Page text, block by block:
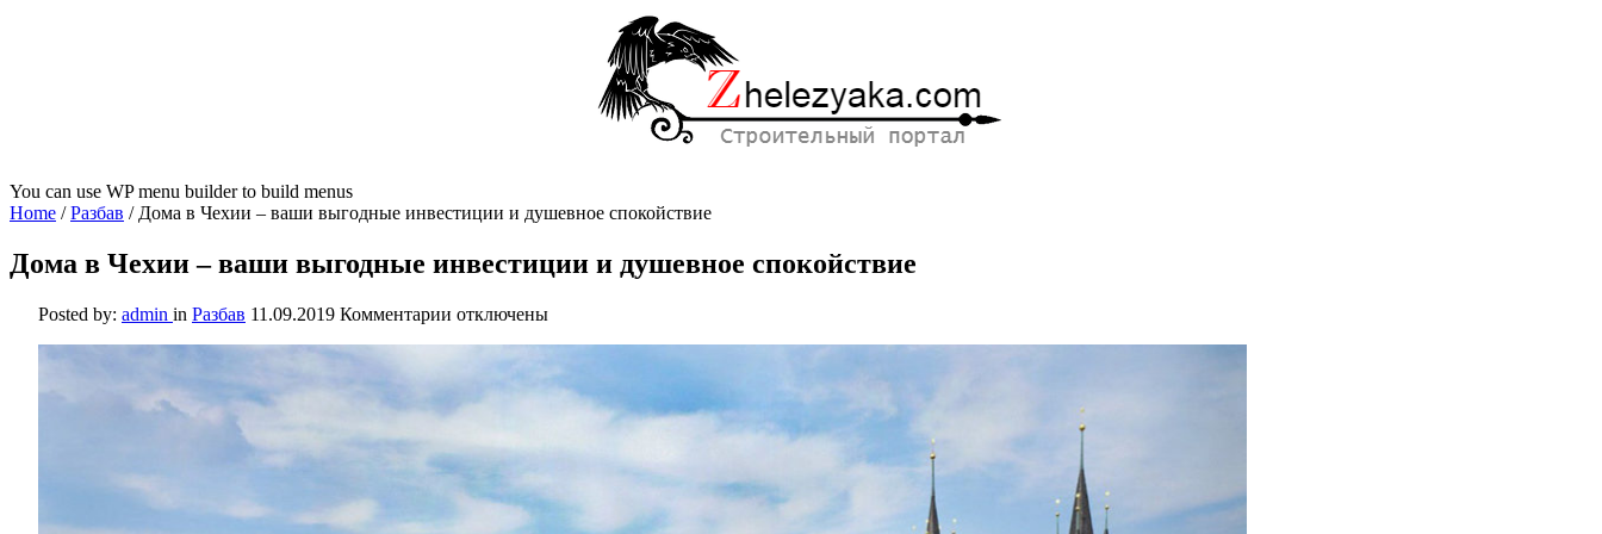
You can use WP menu builder to build menus
Home /Разбав / Дома в Чехии – ваши выгодные инвестиции и душевное спокойствие
Дома в Чехии – ваши выгодные инвестиции и душевное спокойствие
Posted by: admin in Разбав 11.09.2019 Комментарии
к
Чехии
–
выгодные
инвестиции
душевное
отключены